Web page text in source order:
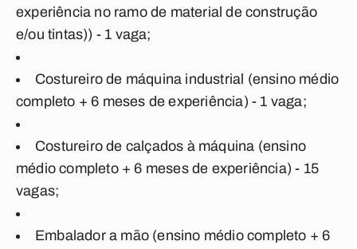
experiência no ramo de material de construção
e/ou tintas)) - 1 vaga;
Costureiro de máquina industrial (ensino médio
completo + 6 meses de experiência) - 1 vaga;
Costureiro de calçados à máquina (ensino
médio completo + 6 meses de experiência) - 15
vagas;
Embalador a mão (ensino médio completo + 6